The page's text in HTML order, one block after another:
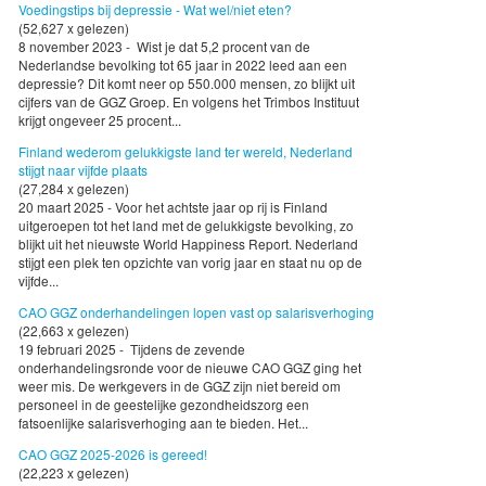
Voedingstips bij depressie - Wat wel/niet eten?
(52,627 x gelezen)
8 november 2023 - Wist je dat 5,2 procent van de
Nederlandse bevolking tot 65 jaar in 2022 leed aan een
depressie? Dit komt neer op 550.000 mensen, zo blijkt uit
cijfers van de GGZ Groep. En volgens het Trimbos Instituut
krijgt ongeveer 25 procent...
Finland wederom gelukkigste land ter wereld, Nederland
stijgt naar vijfde plaats
(27,284 x gelezen)
20 maart 2025 - Voor het achtste jaar op rij is Finland
uitgeroepen tot het land met de gelukkigste bevolking, zo
blijkt uit het nieuwste World Happiness Report. Nederland
stijgt een plek ten opzichte van vorig jaar en staat nu op de
vijfde...
CAO GGZ onderhandelingen lopen vast op salarisverhoging
(22,663 x gelezen)
19 februari 2025 - Tijdens de zevende
onderhandelingsronde voor de nieuwe CAO GGZ ging het
weer mis. De werkgevers in de GGZ zijn niet bereid om
personeel in de geestelijke gezondheidszorg een
fatsoenlijke salarisverhoging aan te bieden. Het...
CAO GGZ 2025-2026 is gereed!
(22,223 x gelezen)